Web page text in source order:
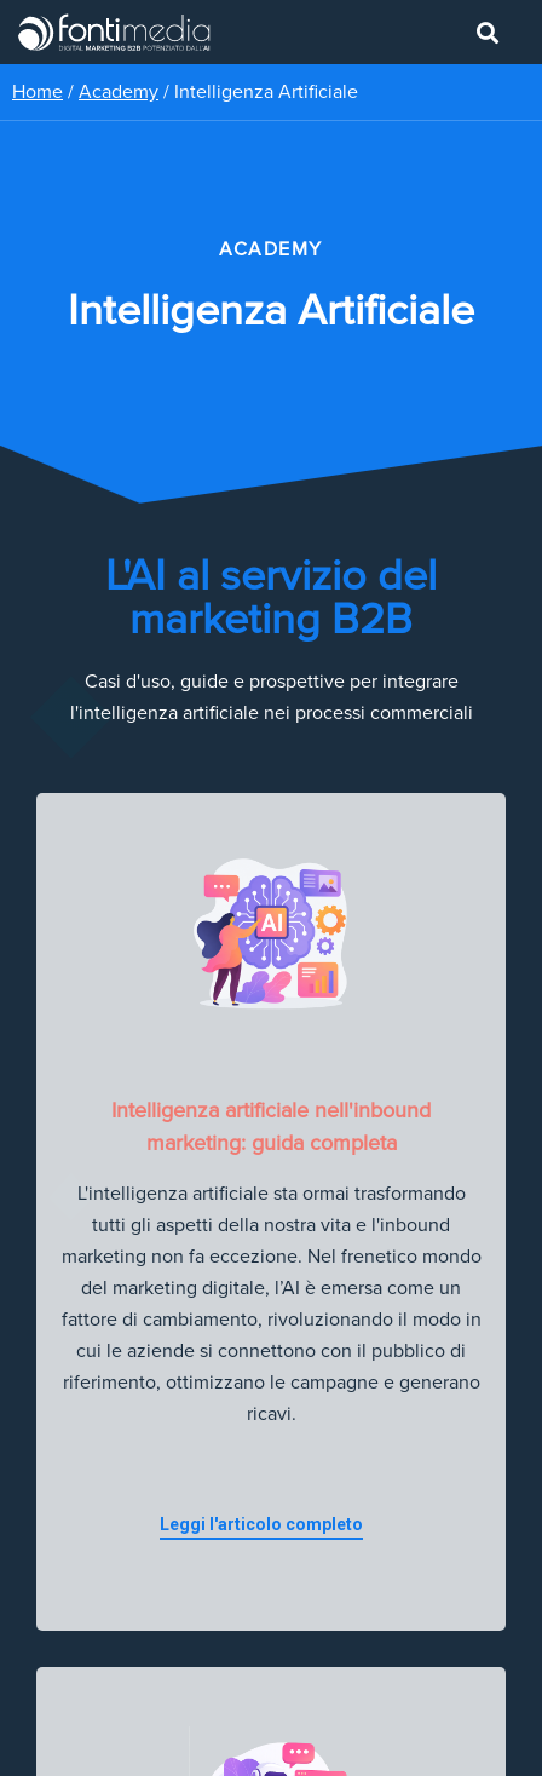
Home / Academy / Intelligenza Artificiale
ACADEMY
Intelligenza Artificiale
L'AI al servizio del
marketing B2B
Casi d'uso, guide e prospettive per integrare
l'intelligenza artificiale nei processi commerciali
Intelligenza artificiale nell'inbound
marketing: guida completa
L'intelligenza artificiale sta ormai trasformando
tutti gli aspetti della nostra vita e l'inbound
marketing non fa eccezione. Nel frenetico mondo
del marketing digitale, l’AI è emersa come un
fattore di cambiamento, rivoluzionando il modo in
cui le aziende si connettono con il pubblico di
riferimento, ottimizzano le campagne e generano
ricavi.
Leggi l'articolo completo